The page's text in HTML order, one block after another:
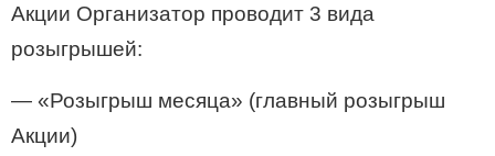
Акции Организатор проводит 3 вида
розыгрышей:
— «Розыгрыш месяца» (главный розыгрыш
Акции)